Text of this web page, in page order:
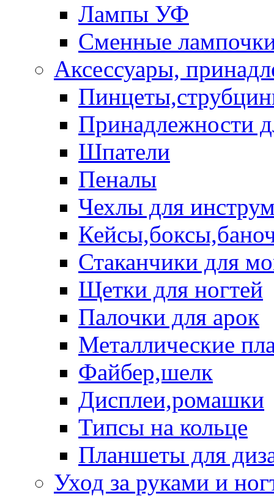
Лампы УФ
Сменные
Аксессуары,
Принадлежности
Шпатели
Пеналы
Чехлы для
Стаканчики для
Щетки для ногтей
Палочки для арок
Металлические
Файбер,шелк
Дисплеи,ромашки
Типсы на кольце
Планшеты для
Уход за руками и